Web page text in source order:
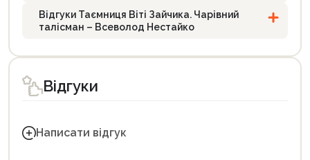
Відгуки Таємниця Віті Зайчика. Чарівний
талісман – Всеволод Нестайко
Відгуки
Написати відгук